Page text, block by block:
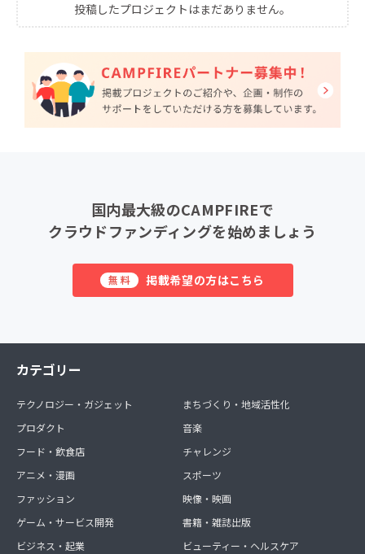
投稿したプロジェクトはまだありません。
国内最大級のCAMPFIREで
クラウドファンディングを始めましょう
無料 掲載希望の方はこちら
カテゴリー
テクノロジー・ガジェット
プロダクト
フード・飲食店
アニメ・漫画
ファッション
ゲーム・サービス開発
ビジネス・起業
まちづくり・地域活性化
音楽
チャレンジ
スポーツ
映像・映画
書籍・雑誌出版
ビューティー・ヘルスケア